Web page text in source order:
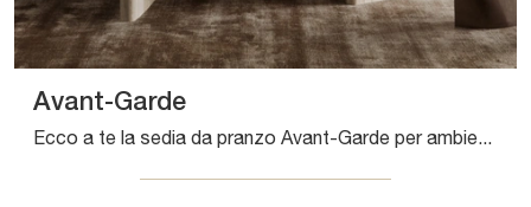
Avant-Garde
Ecco a te la sedia da pranzo Avant-Garde per ambientazioni design, tra le più belle Sedie fisse di Bonaldo.